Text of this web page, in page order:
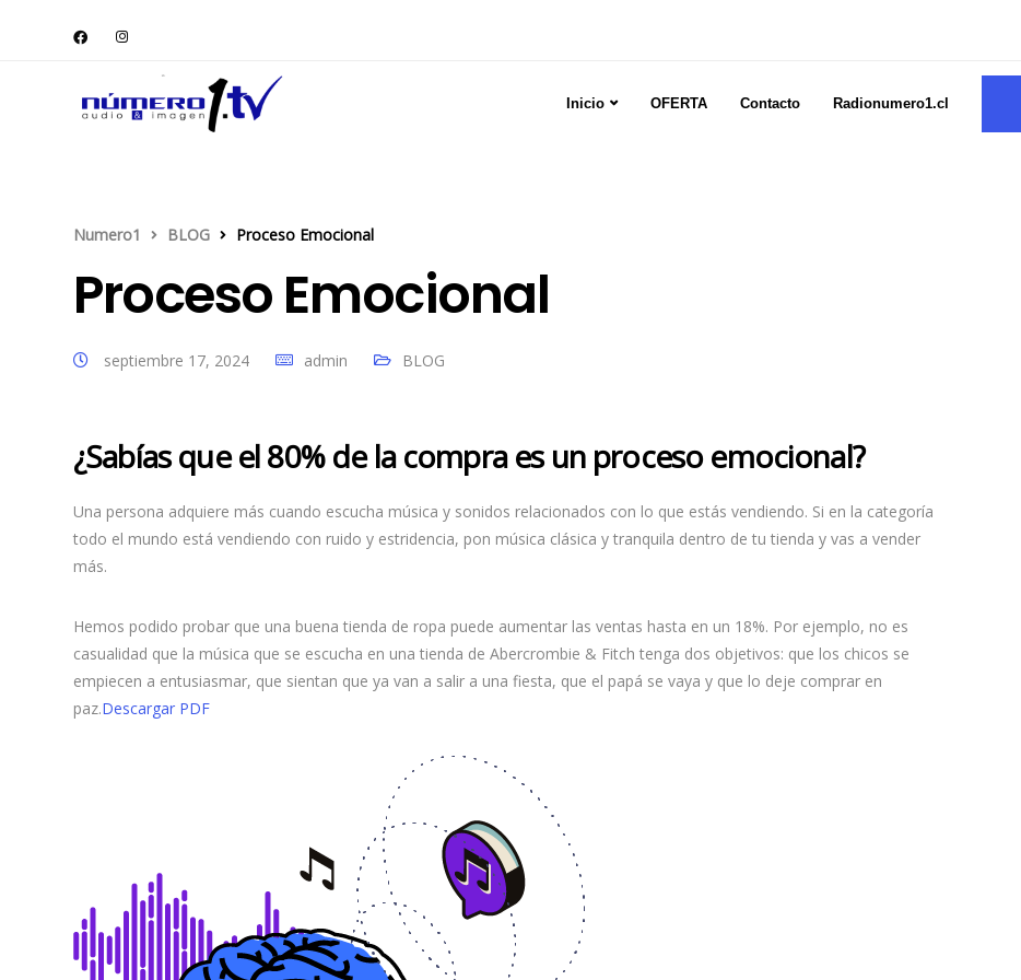
Inicio OFERTA Contacto Radionumero1.cl
Numero1 BLOG Proceso Emocional
Proceso Emocional
septiembre 17, 2024 admin BLOG
¿Sabías que el80% de la compraes un proceso emocional?
Una persona adquiere más cuando escucha música y sonidos relacionados con lo que estás vendiendo. Si en la categoría
todo el mundo está vendiendo con ruido y estridencia, pon música clásica y tranquila dentro de tu tienda y vas a vender
más.
Hemos podido probar que una buena tienda de ropa puede aumentar las ventas hasta en un 18%. Por ejemplo, no es
casualidad que la música que se escucha en una tienda de Abercrombie & Fitch tenga dos objetivos: que los chicos se
empiecen a entusiasmar, que sientan que ya van a salir a una fiesta, que el papá se vaya y que lo deje comprar en
paz.Descargar PDF